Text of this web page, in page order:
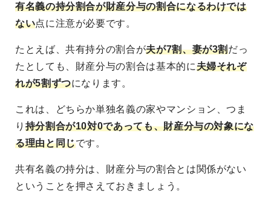
有名義の持分割合が財産分与の割合になるわけでは
ない点に注意が必要です。
たとえば、共有持分の割合が夫が7割、妻が3割だっ
たとしても、財産分与の割合は基本的に夫婦それぞ
れが5割ずつになります。
これは、どちらか単独名義の家やマンション、つま
り 持分割合が10対0であっても、財産分与の対象にな
る理由と同じです。
共有名義の持分は、財産分与の割合とは関係がない
ということを押さえておきましょう。